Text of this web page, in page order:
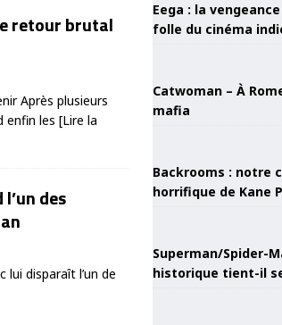
retour brutal
Après plusieurs
enfin les [Lire la
des
lui disparaît l’un de
Eega : la
folle du cinéma
Catwoman – À
mafia
Backrooms : notre
horrifique de Kane
Superman/Spider-
historique tient-il